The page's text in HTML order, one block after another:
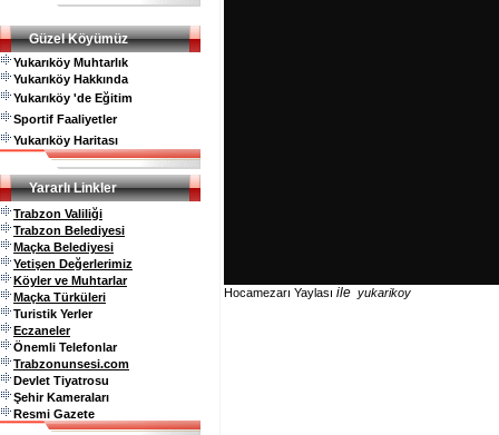
Hocamezarı Yaylası ile yukarikoy
Güzel Köyümüz
Yukarıköy Muhtarlık
Yukarıköy Hakkında
Yukarıköy 'de Eğitim
Sportif Faaliyetler
Yukarıköy Haritası
Yararlı Linkler
Trabzon Valiliği
Trabzon Belediyesi
Maçka Belediyesi
Yetişen Değerlerimiz
Köyler ve Muhtarlar
Maçka Türküleri
Turistik Yerler
Eczaneler
Önemli Telefonlar
Trabzonunsesi.com
Devlet Tiyatrosu
Şehir Kameraları
Resmi Gazete